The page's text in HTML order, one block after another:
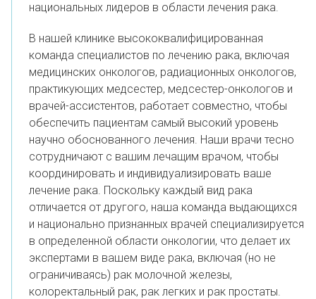
национальных лидеров в области лечения рака.
В нашей клинике высококвалифицированная
команда специалистов по лечению рака, включая
медицинских онкологов, радиационных онкологов,
практикующих медсестер, медсестер-онкологов и
врачей-ассистентов, работает совместно, чтобы
обеспечить пациентам самый высокий уровень
научно обоснованного лечения. Наши врачи тесно
сотрудничают с вашим лечащим врачом, чтобы
координировать и индивидуализировать ваше
лечение рака. Поскольку каждый вид рака
отличается от другого, наша команда выдающихся
и национально признанных врачей специализируется
в определенной области онкологии, что делает их
экспертами в вашем виде рака, включая (но не
ограничиваясь) рак молочной железы,
колоректальный рак, рак легких и рак простаты.